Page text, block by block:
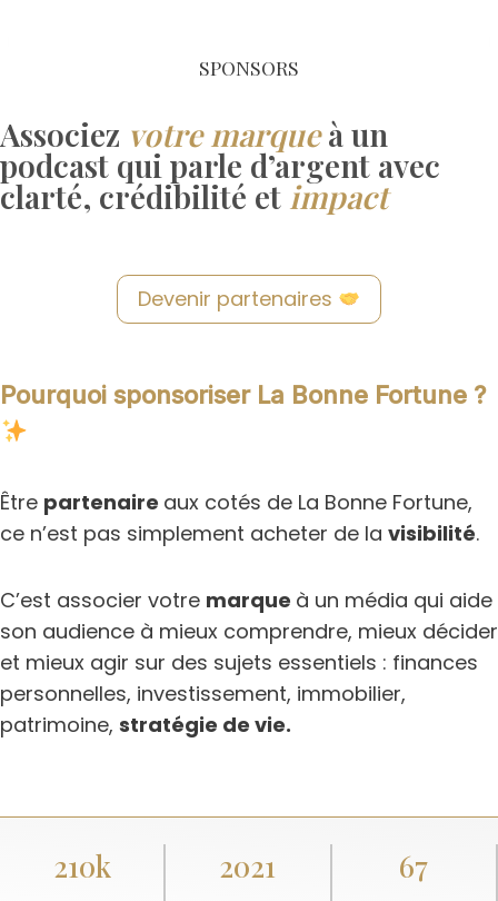
SPONSORS
Associez votre marqueà un
podcast qui parle d’argent avec
clarté, crédibilité et impact
Devenir partenaires
Pourquoi sponsoriser La Bonne Fortune ?
Être partenaire aux cotés de La Bonne Fortune,
ce n’est pas simplement acheter de la visibilité.
C’est associer votre marque à un média qui aide
son audience à mieux comprendre, mieux décider
et mieux agir sur des sujets essentiels : finances
personnelles, investissement, immobilier,
patrimoine, stratégie de vie.
210k 2021 67